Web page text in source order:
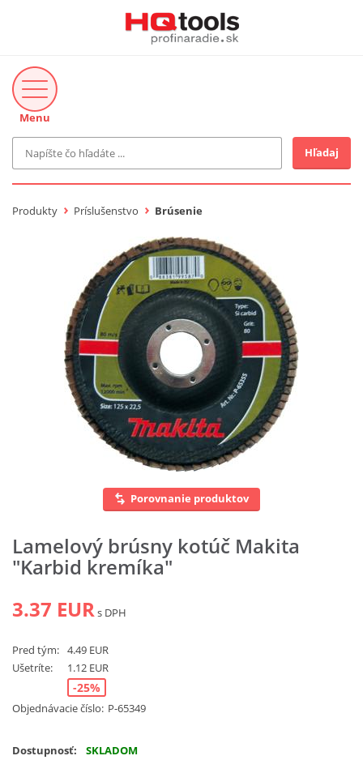
Značka
Makita-Záhrada
Proxxon Industrial
Fiskars
EUR
novinka v ponuke
Vyhľadať
Hľadaj
Menu
Produkty Príslušenstvo Brúsenie
Porovnanie produktov
Lamelový brúsny kotúč Makita
"Karbid kremíka"
3.37 EURs DPH
Pred tým: 4.49 EUR
Ušetríte:
1.12 EUR
-25%
Objednávacie číslo: P-65349
Dostupnosť: SKLADOM